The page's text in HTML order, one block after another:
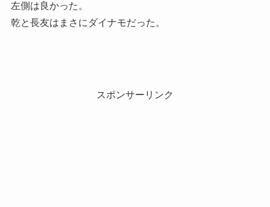
左側は良かった。
乾と長友はまさにダイナモだった。
スポンサーリンク